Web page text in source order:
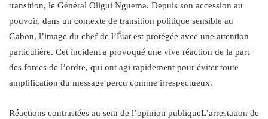
transition, le Général Oligui Nguema. Depuis son accession au
pouvoir, dans un contexte de transition politique sensible au
Gabon, l’image du chef de l’État est protégée avec une attention
particulière. Cet incident a provoqué une vive réaction de la part
des forces de l’ordre, qui ont agi rapidement pour éviter toute
amplification du message perçu comme irrespectueux.
Réactions contrastées au sein de l’opinion publiqueL’arrestation de